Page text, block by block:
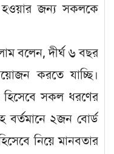
হওয়ার জন্য সকলকে
বলেন, দীর্ঘ ৬ বছর
করতে যাচ্ছি।
হিসেবে সকল ধরণের
বর্তমানে ২জন বোর্ড
নিয়ে মানবতার